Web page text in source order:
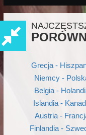
Grecja -
Niemcy -
Belgia -
Islandia -
Austria -
Finlandia -